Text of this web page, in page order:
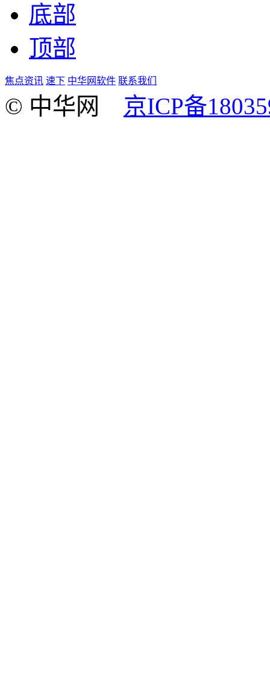
底部
顶部
焦点资讯 速下 中华网软件 联系我们
© 中华网 京ICP备